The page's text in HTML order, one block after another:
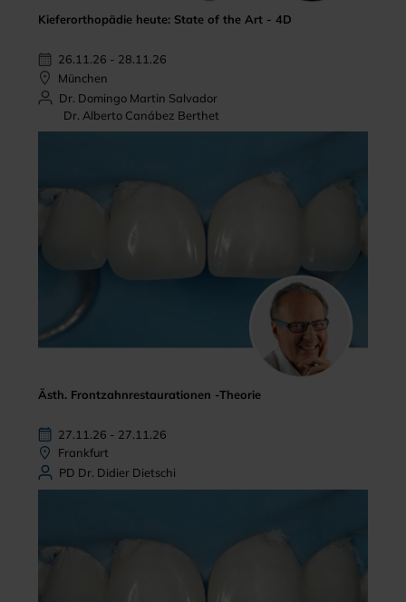
Kieferorthopädie heute: State of the Art - 4D
26.11.26 - 28.11.26
München
Dr. Domingo Martin Salvador
Dr. Alberto Canábez Berthet
Ästh. Frontzahnrestaurationen -Theorie
27.11.26 - 27.11.26
Frankfurt
PD Dr. Didier Dietschi